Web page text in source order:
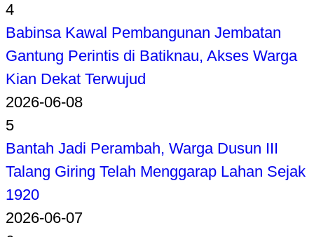
4
Babinsa Kawal Pembangunan Jembatan
Gantung Perintis di Batiknau, Akses Warga
Kian Dekat Terwujud
2026-06-08
5
Bantah Jadi Perambah, Warga Dusun III
Talang Giring Telah Menggarap Lahan Sejak
1920
2026-06-07